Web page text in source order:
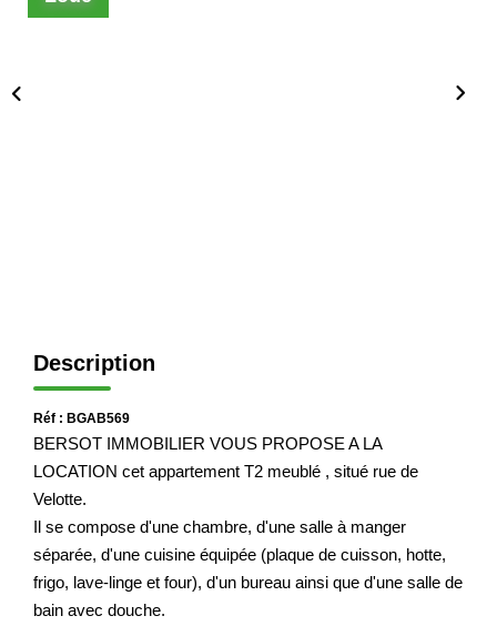
Nous Rejoindre
Nos Partenaires
CONTACT
Description
Réf : BGAB569
BERSOT IMMOBILIER VOUS PROPOSE A LA
LOCATION cet appartement T2 meublé , situé rue de
Velotte.
Il se compose d'une chambre, d'une salle à manger
séparée, d'une cuisine équipée (plaque de cuisson, hotte,
frigo, lave-linge et four), d'un bureau ainsi que d'une salle de
bain avec douche.